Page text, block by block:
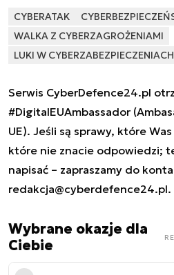
CYBERATAK
WALKA Z CYBERZAGROŻENIAMI
LUKI W CYBERZABEZPIECZENIACH
Serwis CyberDefence24.pl
#DigitalEUAmbassador
UE). Jeśli są sprawy, które
które nie znacie odpowiedzi;
napisać – zapraszamy do
redakcja@cyberdefence24.pl.
Wybrane okazje dla
Ciebie